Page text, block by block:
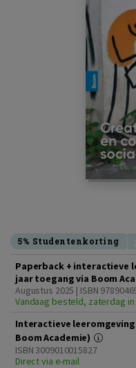
5% Studentenkorting
Paperback + interactieve
jaar toegang via Boom
Augustus 2025 | ISBN
Vandaag besteld, zaterdag in
Interactieve
Boom Academie)
ISBN 3009010015827
Direct via e-mail